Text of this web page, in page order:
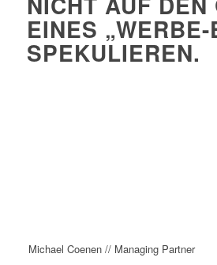
EINES „WERBE-
SPEKULIEREN.
Michael Coenen // Managing Partner